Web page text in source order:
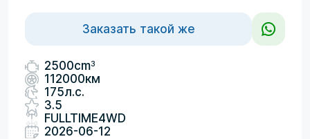
Заказать такой же
2500cm3
112000км
175л.с.
3.5
FULLTIME4WD
2026-06-12